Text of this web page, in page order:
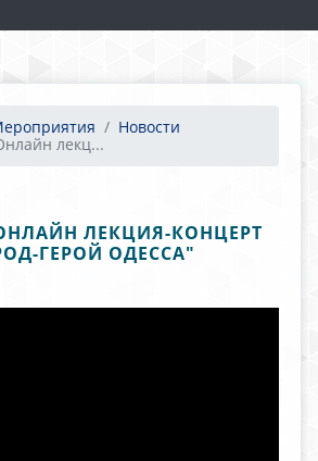
Новости
лекц...
ОНЛАЙН ЛЕКЦИЯ-КОНЦЕРТ
ГЕРОЙ ОДЕССА"